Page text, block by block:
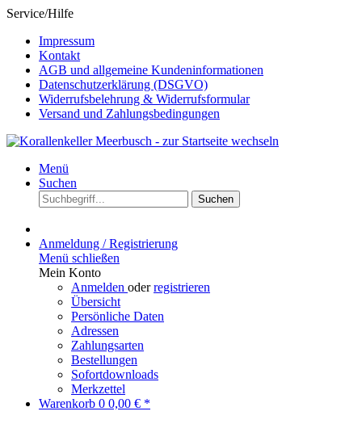
Service/Hilfe
Impressum
Kontakt
AGB und allgemeine Kundeninformationen
Datenschutzerklärung (DSGVO)
Widerrufsbelehrung & Widerrufsformular
Versand und Zahlungsbedingungen
Menü
Suchen
Suchen
Anmeldung / Registrierung
Menü schließen
Mein Konto
Anmelden oderregistrieren
Übersicht
Persönliche Daten
Adressen
Zahlungsarten
Bestellungen
Sofortdownloads
Merkzettel
Warenkorb 0 0,00 € *